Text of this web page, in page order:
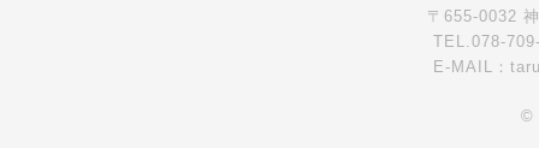
〒655-0032
TEL.078-
E-MAIL：
©